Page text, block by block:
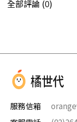
全部評論 (0)
服務信箱